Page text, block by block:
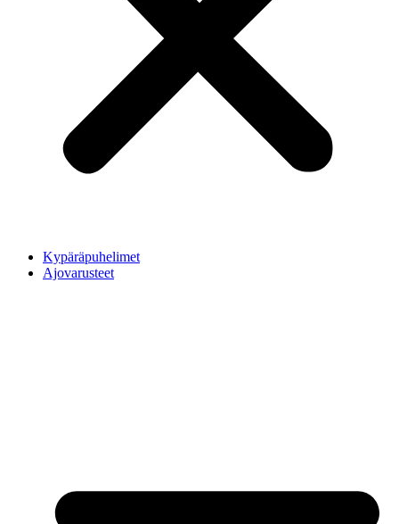
Kypäräpuhelimet
Ajovarusteet